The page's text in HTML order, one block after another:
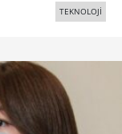
TEKNOLOJİ